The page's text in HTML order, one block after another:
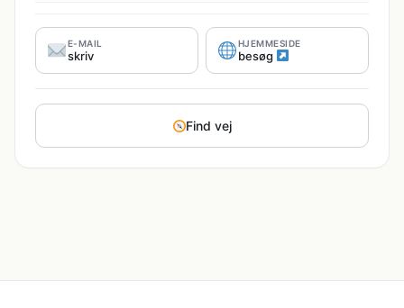
E-MAIL
skriv
HJEMMESIDE
besøg
Find vej